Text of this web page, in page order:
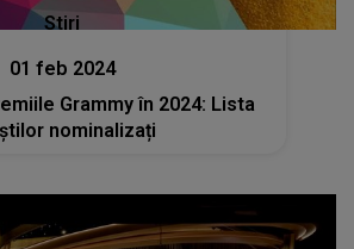
Stiri
01 feb 2024
Grammy în 2024: Lista
nominalizați